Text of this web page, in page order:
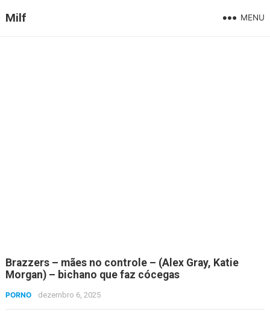
Milf MENU
Brazzers – mães no controle – (Alex Gray, Katie
Morgan) – bichano que faz cócegas
PORNO dezembro 6, 2025